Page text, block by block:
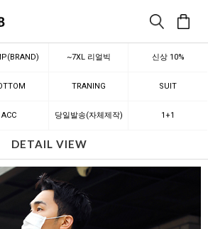
~7XL 리얼빅 신상 10%
TRANING SUIT
ACC 당일발송(자체제작) 1+1
DETAIL VIEW